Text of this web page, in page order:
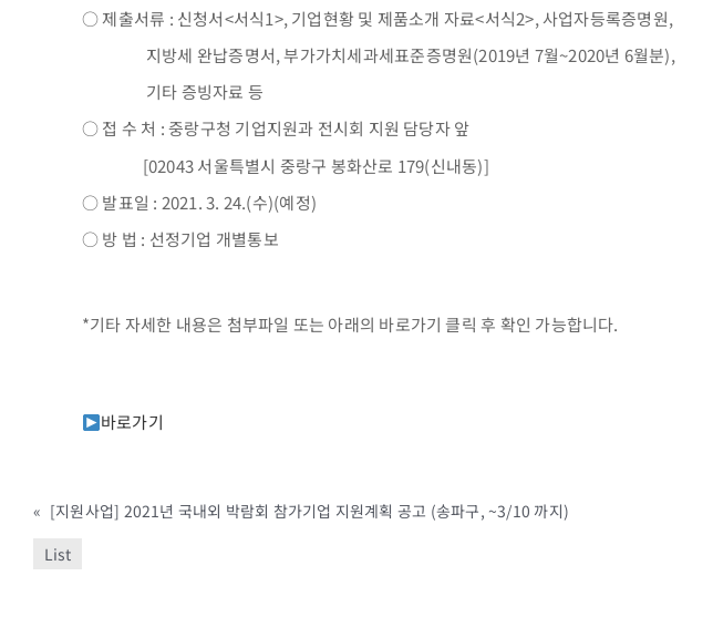
○ 제출서류 : 신청서<서식1>, 기업현황 및 제품소개 자료<서식2>, 사업자등록증명원,
지방세 완납증명서, 부가가치세과세표준증명원(2019년 7월~2020년 6월분),
기타 증빙자료 등
○ 접 수 처 : 중랑구청 기업지원과 전시회 지원 담당자 앞
[02043 서울특별시 중랑구 봉화산로 179(신내동)]
○ 발표일 : 2021. 3. 24.(수)(예정)
○ 방 법 : 선정기업 개별통보
*기타 자세한 내용은 첨부파일 또는 아래의 바로가기 클릭 후 확인 가능합니다.
바로가기
« [지원사업] 2021년 국내외 박람회 참가기업 지원계획 공고 (송파구, ~3/10 까지)
List